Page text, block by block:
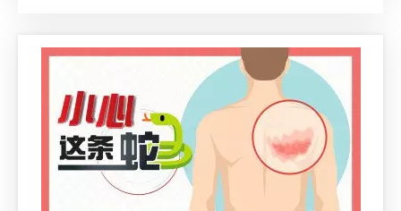
吧！